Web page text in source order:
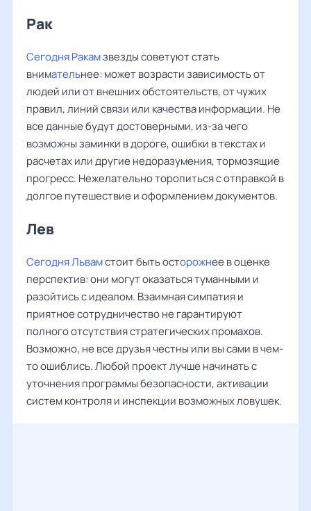
Рак ‌‌
Сегодня Ракамзвезды советуют стать
внимательнее: может возрасти зависимость от
людей или от внешних обстоятельств, от чужих
правил, линий связи или качества информации. Не
все данные будут достоверными, из-за чего
возможны заминки в дороге, ошибки в текстах и
расчетах или другие недоразумения, тормозящие
прогресс. Нежелательно торопиться с отправкой в
долгое путешествие и оформлением документов.
Лев ‌‌
Сегодня Львамстоит быть осторожнее в оценке
перспектив: они могут оказаться туманными и
разойтись с идеалом. Взаимная симпатия и
приятное сотрудничество не гарантируют
полного отсутствия стратегических промахов.
Возможно, не все друзья честны или вы сами в чем-
то ошиблись. Любой проект лучше начинать с
уточнения программы безопасности, активации
систем контроля и инспекции возможных ловушек.